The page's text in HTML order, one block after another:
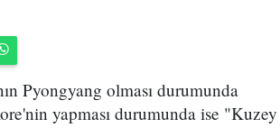
Pyongyang olması durumunda
yapması durumunda ise "Kuzey